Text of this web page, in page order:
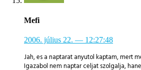
Mefi
2006. július 22. — 12:27:48
Jah, es a naptarat anyutol kaptam, mert
Igazabol nem naptar celjat szolgalja,